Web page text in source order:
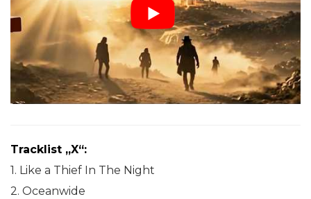
Tracklist „X“:
1. Like a Thief In The Night
2. Oceanwide